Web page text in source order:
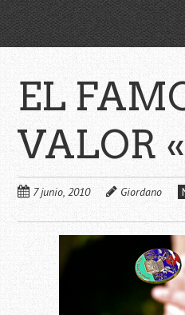
EL
VALOR
7 junio, 2010 Giordano